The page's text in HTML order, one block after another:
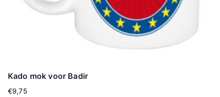
Kado mok voor Badir
€9,75